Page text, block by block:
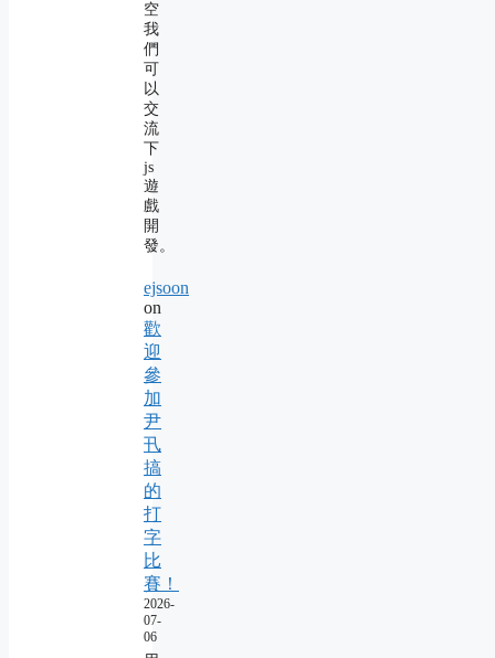
空
我
們
可
以
交
流
下
js
遊
戲
開
發。
ejsoon
on
歡
迎
參
加
尹
卂
搞
的
打
字
比
賽！
2026-
07-
06